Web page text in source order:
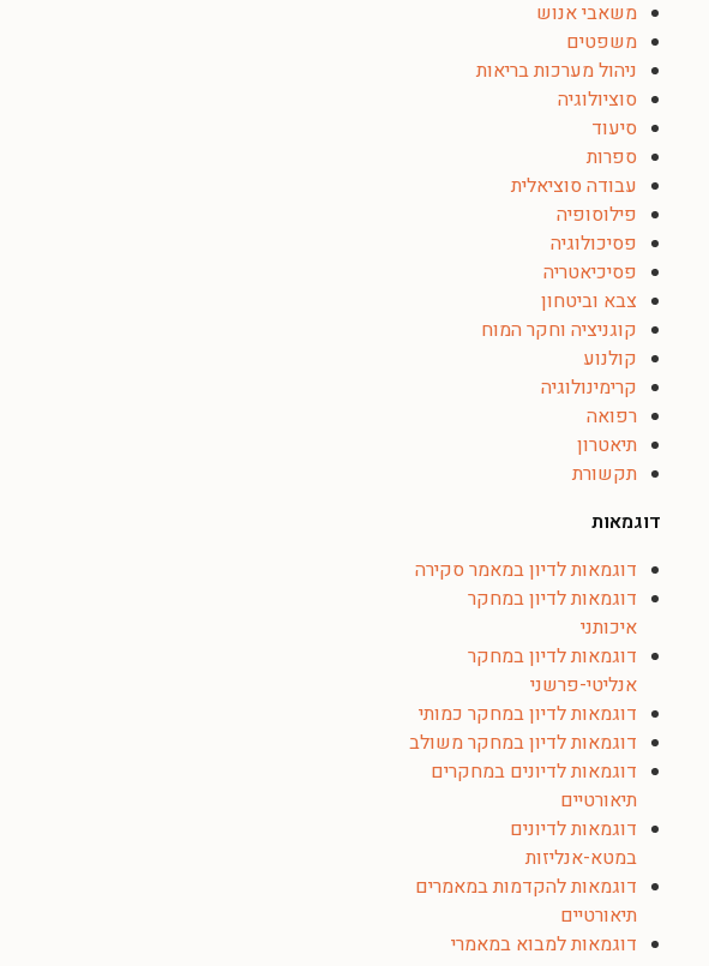
משאבי אנוש
משפטים
ניהול מערכות בריאות
סוציולוגיה
סיעוד
ספרות
עבודה סוציאלית
פילוסופיה
פסיכולוגיה
פסיכיאטריה
צבא וביטחון
קוגניציה וחקר המוח
קולנוע
קרימינולוגיה
רפואה
תיאטרון
תקשורת
דוגמאות
דוגמאות לדיון במאמר סקירה
דוגמאות לדיון במחקר
איכותני
דוגמאות לדיון במחקר
אנליטי-פרשני
דוגמאות לדיון במחקר כמותי
דוגמאות לדיון במחקר משולב
דוגמאות לדיונים במחקרים
תיאורטיים
דוגמאות לדיונים
במטא-אנליזות
דוגמאות להקדמות במאמרים
תיאורטיים
דוגמאות למבוא במאמרי